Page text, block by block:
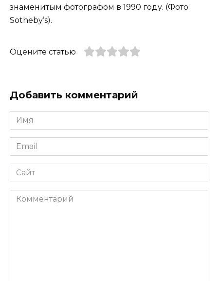
знаменитым фотографом в 1990 году. (Фото:
Sotheby’s).
Оцените статью
Добавить комментарий
Имя
*
Email
*
Сайт
Комментарий